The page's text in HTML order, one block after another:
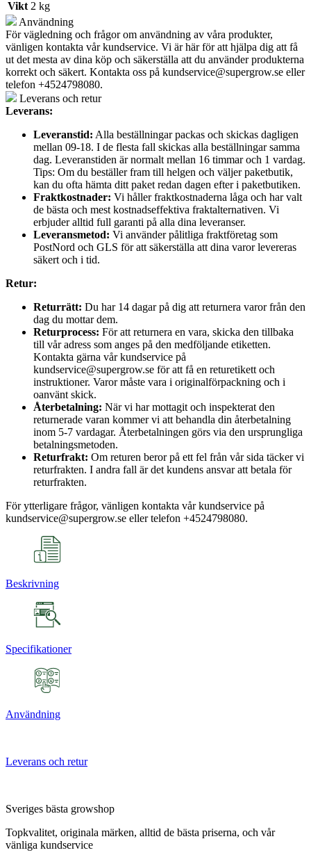
Vikt 2 kg
Användning
För vägledning och frågor om användning av våra produkter,
vänligen kontakta vår kundservice. Vi är här för att hjälpa dig att få
ut det mesta av dina köp och säkerställa att du använder produkterna
korrekt och säkert. Kontakta oss på kundservice@supergrow.se eller
telefon +4524798080.
Leverans och retur
Leverans:
Leveranstid: Alla beställningar packas och skickas dagligen
mellan 09-18. I de flesta fall skickas alla beställningar samma
dag. Leveranstiden är normalt mellan 16 timmar och 1 vardag.
Tips: Om du beställer fram till helgen och väljer paketbutik,
kan du ofta hämta ditt paket redan dagen efter i paketbutiken.
Fraktkostnader: Vi håller fraktkostnaderna låga och har valt
de bästa och mest kostnadseffektiva fraktalternativen. Vi
erbjuder alltid full garanti på alla dina leveranser.
Leveransmetod: Vi använder pålitliga fraktföretag som
PostNord och GLS för att säkerställa att dina varor levereras
säkert och i tid.
Retur:
Returrätt: Du har 14 dagar på dig att returnera varor från den
dag du mottar dem.
Returprocess: För att returnera en vara, skicka den tillbaka
till vår adress som anges på den medföljande etiketten.
Kontakta gärna vår kundservice på
kundservice@supergrow.se för att få en returetikett och
instruktioner. Varor måste vara i originalförpackning och i
oanvänt skick.
Återbetalning: När vi har mottagit och inspekterat den
returnerade varan kommer vi att behandla din återbetalning
inom 5-7 vardagar. Återbetalningen görs via den ursprungliga
betalningsmetoden.
Returfrakt: Om returen beror på ett fel från vår sida täcker vi
returfrakten. I andra fall är det kundens ansvar att betala för
returfrakten.
För ytterligare frågor, vänligen kontakta vår kundservice på
kundservice@supergrow.se eller telefon +4524798080.
Beskrivning
Specifikationer
Användning
Leverans och retur
Sveriges bästa growshop
Topkvalitet, originala märken, alltid de bästa priserna, och vår
vänliga kundservice